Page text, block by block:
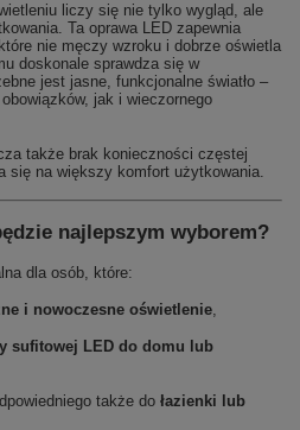
liczy się nie tylko wygląd, ale
Ta oprawa LED zapewnia
nie męczy wzroku i dobrze oświetla
doskonale sprawdza się w
jest jasne, funkcjonalne światło –
jak i wieczornego
także brak konieczności częstej
się na większy komfort użytkowania.
najlepszym wyborem?
dla osób, które:
i nowoczesne oświetlenie,
sufitowej LED do domu lub
także do łazienki lub